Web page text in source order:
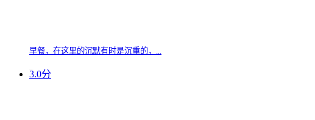
早餐，在这里的沉默有时是沉重的，...
3.0分